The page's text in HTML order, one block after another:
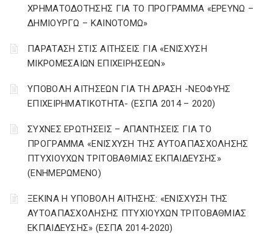
ΧΡΗΜΑΤΟΔΟΤΗΣΗΣ ΓΙΑ ΤΟ ΠΡΟΓΡΑΜΜΑ «ΕΡΕΥΝΩ –
ΔΗΜΙΟΥΡΓΩ – ΚΑΙΝΟΤΟΜΩ»
ΠΑΡΑΤΑΣΗ ΣΤΙΣ ΑΙΤΗΣΕΙΣ ΓΙΑ «ΕΝΙΣΧΥΣΗ
ΜΙΚΡΟΜΕΣΑΙΩΝ ΕΠΙΧΕΙΡΗΣΕΩΝ»
ΥΠΟΒΟΛΗ ΑΙΤΗΣΕΩΝ ΓΙΑ ΤΗ ΔΡΑΣΗ -ΝΕΟΦΥΗΣ
ΕΠΙΧΕΙΡΗΜΑΤΙΚΟΤΗΤΑ- (ΕΣΠΑ 2014 – 2020)
ΣΥΧΝΕΣ ΕΡΩΤΗΣΕΙΣ – ΑΠΑΝΤΗΣΕΙΣ ΓΙΑ ΤΟ
ΠΡΟΓΡΑΜΜΑ «ΕΝΙΣΧΥΣΗ ΤΗΣ ΑΥΤΟΑΠΑΣΧΟΛΗΣΗΣ
ΠΤΥΧΙΟΥΧΩΝ ΤΡΙΤΟΒΑΘΜΙΑΣ ΕΚΠΑΙΔΕΥΣΗΣ»
(ΕΝΗΜΕΡΩΜΕΝΟ)
ΞΕΚΙΝΑ Η ΥΠΟΒΟΛΗ ΑΙΤΗΣΗΣ: «ΕΝΙΣΧΥΣΗ ΤΗΣ
ΑΥΤΟΑΠΑΣΧΟΛΗΣΗΣ ΠΤΥΧΙΟΥΧΩΝ ΤΡΙΤΟΒΑΘΜΙΑΣ
ΕΚΠΑΙΔΕΥΣΗΣ» (ΕΣΠΑ 2014-2020)